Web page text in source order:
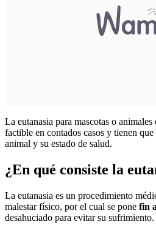
La eutanasia para mascotas o
factible en contados casos y tienen
animal y su estado de salud.
¿En qué consiste la
La eutanasia es un procedimiento
malestar físico, por el cual se pone fin
desahuciado para evitar su sufrimiento.